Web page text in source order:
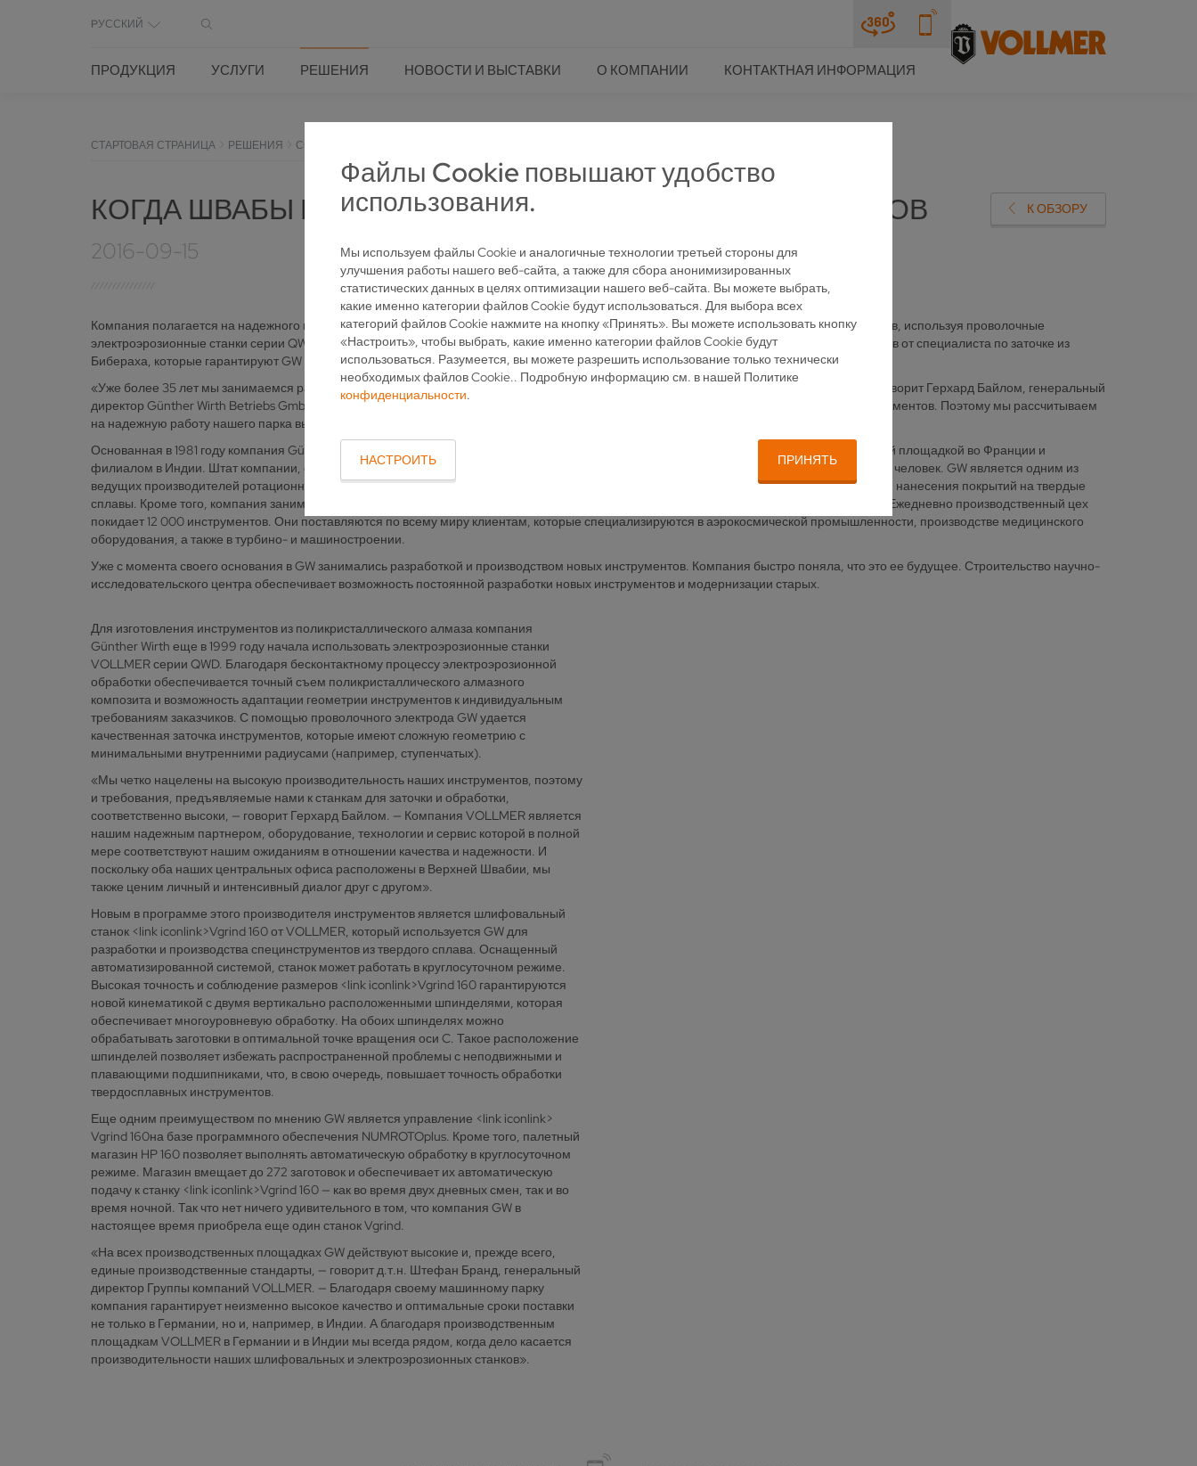
Файлы Cookie повышают удобство
использования.
Мы используем файлы Cookie и аналогичные технологии третьей стороны для
улучшения работы нашего веб-сайта, а также для сбора анонимизированных
статистических данных в целях оптимизации нашего веб-сайта. Вы можете выбрать,
какие именно категории файлов Cookie будут использоваться. Для выбора всех
категорий файлов Cookie нажмите на кнопку «Принять». Вы можете использовать кнопку
«Настроить», чтобы выбрать, какие именно категории файлов Cookie будут
использоваться. Разумеется, вы можете разрешить использование только технически
необходимых файлов Cookie.. Подробную информацию см. в нашей Политике
конфиденциальности.
НАСТРОИТЬ ПРИНЯТЬ
PУССКИЙ
ПРОДУКЦИЯ УСЛУГИ РЕШЕНИЯ НОВОСТИ И ВЫСТАВКИ О КОМПАНИИ КОНТАКТНАЯ ИНФОРМАЦИЯ
СТАРТОВАЯ СТРАНИЦА РЕШЕНИЯ ССЫЛКИ
КОГДА ШВАБЫ БЕРУТСЯ ЗА ЗАТОЧКУ СПЕЦИНСТРУМЕНТОВ
2016-09-15
К ОБЗОРУ
Компания полагается на надежного партнера из своего региона, особенно при обработке своих высокоточных специальных инструментов, используя проволочные
электроэрозионные станки серии QWD, а также шлифовальный станок <link iconlink>Vgrind 160 для цельных твердосплавных инструментов от специалиста по заточке из
Бибераха, которые гарантируют GW работу в круглосуточном режиме.
«Уже более 35 лет мы занимаемся разработкой металлорежущих инструментов из твердого сплава и поликристаллического алмаза, — говорит Герхард Байлом, генеральный
директор Günther Wirth Betriebs GmbH. — В настоящее время наша программа включает в себя около 20 000 различных серийных инструментов. Поэтому мы рассчитываем
на надежную работу нашего парка высокотехнологичных станков, который мы намерены расширять».
Основанная в 1981 году компания Günther Wirth (GW) наряду с основным заводом в швабском Бальцхайме располагает производственной площадкой во Франции и
филиалом в Индии. Штат компании, основным владельцем которой с 2012 года является Группа Ceratizit, насчитывает сегодня около 450 человек. GW является одним из
ведущих производителей ротационных режущих инструментов, таких как сверла, фрезы, развертки, и использует фирменные технологии нанесения покрытий на твердые
сплавы. Кроме того, компания занимается производством специальных инструментов и инструментов из поликристаллического алмаза. Ежедневно производственный цех
покидает 12 000 инструментов. Они поставляются по всему миру клиентам, которые специализируются в аэрокосмической промышленности, производстве медицинского
оборудования, а также в турбино- и машиностроении.
Уже с момента своего основания в GW занимались разработкой и производством новых инструментов. Компания быстро поняла, что это ее будущее. Строительство научно-
исследовательского центра обеспечивает возможность постоянной разработки новых инструментов и модернизации старых.
Для изготовления инструментов из поликристаллического алмаза компания
Günther Wirth еще в 1999 году начала использовать электроэрозионные станки
VOLLMER серии QWD. Благодаря бесконтактному процессу электроэрозионной
обработки обеспечивается точный съем поликристаллического алмазного
композита и возможность адаптации геометрии инструментов к индивидуальным
требованиям заказчиков. С помощью проволочного электрода GW удается
качественная заточка инструментов, которые имеют сложную геометрию с
минимальными внутренними радиусами (например, ступенчатых).
«Мы четко нацелены на высокую производительность наших инструментов, поэтому
и требования, предъявляемые нами к станкам для заточки и обработки,
соответственно высоки, — говорит Герхард Байлом. — Компания VOLLMER является
нашим надежным партнером, оборудование, технологии и сервис которой в полной
мере соответствуют нашим ожиданиям в отношении качества и надежности. И
поскольку оба наших центральных офиса расположены в Верхней Швабии, мы
также ценим личный и интенсивный диалог друг с другом».
Новым в программе этого производителя инструментов является шлифовальный
станок <link iconlink>Vgrind 160 от VOLLMER, который используется GW для
разработки и производства специнструментов из твердого сплава. Оснащенный
автоматизированной системой, станок может работать в круглосуточном режиме.
Высокая точность и соблюдение размеров <link iconlink>Vgrind 160 гарантируются
новой кинематикой с двумя вертикально расположенными шпинделями, которая
обеспечивает многоуровневую обработку. На обоих шпинделях можно
обрабатывать заготовки в оптимальной точке вращения оси C. Такое расположение
шпинделей позволяет избежать распространенной проблемы с неподвижными и
плавающими подшипниками, что, в свою очередь, повышает точность обработки
твердосплавных инструментов.
Еще одним преимуществом по мнению GW является управление <link iconlink>
Vgrind 160на базе программного обеспечения NUMROTOplus. Кроме того, палетный
магазин HP 160 позволяет выполнять автоматическую обработку в круглосуточном
режиме. Магазин вмещает до 272 заготовок и обеспечивает их автоматическую
подачу к станку <link iconlink>Vgrind 160 — как во время двух дневных смен, так и во
время ночной. Так что нет ничего удивительного в том, что компания GW в
настоящее время приобрела еще один станок Vgrind.
«На всех производственных площадках GW действуют высокие и, прежде всего,
единые производственные стандарты, — говорит д.т.н. Штефан Бранд, генеральный
директор Группы компаний VOLLMER. — Благодаря своему машинному парку
компания гарантирует неизменно высокое качество и оптимальные сроки поставки
не только в Германии, но и, например, в Индии. А благодаря производственным
площадкам VOLLMER в Германии и в Индии мы всегда рядом, когда дело касается
производительности наших шлифовальных и электроэрозионных станков».